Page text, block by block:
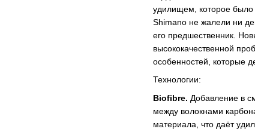
удилищем, которое было
Shimano не жалели ни
его предшественник.
высококачественной
особенностей, которые
Технологии:
Biofibre. Добавление в
между волокнами
материала, что даёт